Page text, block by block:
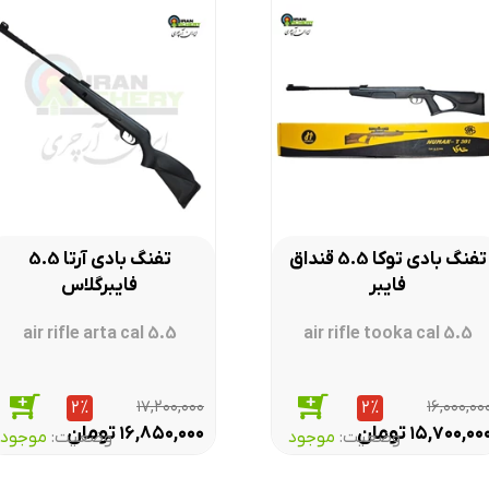
تی اچ ورتکس
یکی از محصولات پرفروش کمپانی هاتسان تفنگ بادی هاتسان رنجر آپاچی 1100
بند و یک عدد پایه تفنگ قرار دارد ویدیو آنباکس تفنگ بادی هاتسان
تفنگ بادی توکا 5.5 قنداق
فایبر
air rifle tooka cal 5.5
۲%
تومان
وضعیت:‌ موجود
تفنگ بادی آرتا 5.5
فایبرگلاس
air rifle arta cal 5.5
۲% ۱۷,۲۰۰,۰۰۰
۱۶,۸۵۰,۰۰۰تومان
وضعیت:‌ موجود